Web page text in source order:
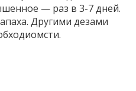
— раз в 3-7 дней.
Другими дезами